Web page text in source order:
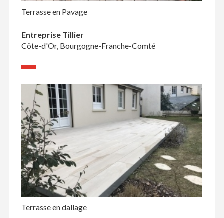
Terrasse en Pavage
Entreprise Tillier
Côte-d'Or, Bourgogne-Franche-Comté
Terrasse en dallage